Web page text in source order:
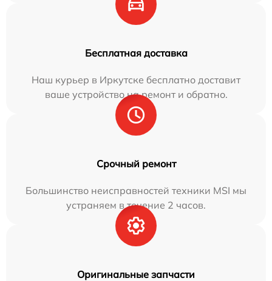
Бесплатная доставка
Наш курьер в Иркутске бесплатно доставит
ваше устройство на ремонт и обратно.
Срочный ремонт
Большинство неисправностей техники MSI мы
устраняем в течение 2 часов.
Оригинальные запчасти